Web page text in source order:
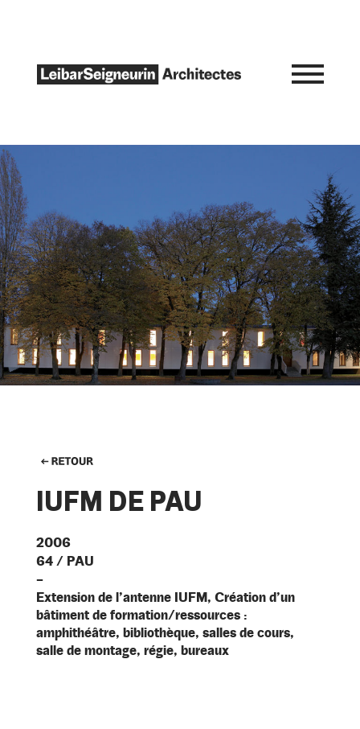
IUFM DE PAU
2006
64 / PAU
–
Extension de l’antenne IUFM, Création d’un
bâtiment de formation/ressources :
amphithéâtre, bibliothèque, salles de cours,
salle de montage, régie, bureaux